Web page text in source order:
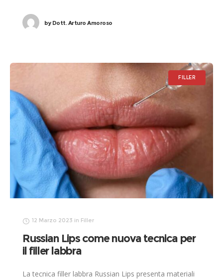
byDott. Arturo Amoroso
FILLER
12 Marzo 2023 in Filler
Russian Lips come nuova tecnica per
il filler labbra
La tecnica filler labbra Russian Lips presenta materiali